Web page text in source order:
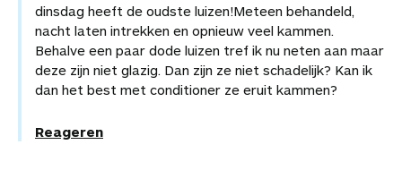
dinsdag heeft de oudste luizen!Meteen behandeld,
nacht laten intrekken en opnieuw veel kammen.
Behalve een paar dode luizen tref ik nu neten aan maar
deze zijn niet glazig. Dan zijn ze niet schadelijk? Kan ik
dan het best met conditioner ze eruit kammen?
Reageren